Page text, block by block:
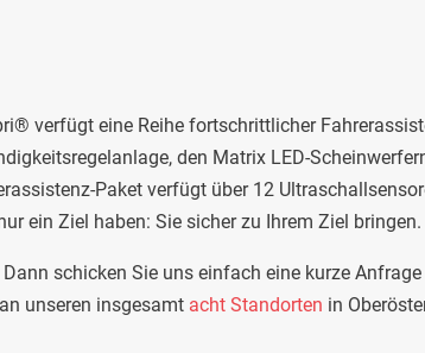
verfügt eine Reihe fortschrittlicher
den Matrix LED-
Paket verfügt über 12
ein Ziel haben: Sie sicher zu Ihrem Ziel bringen.
schicken Sie uns einfach eine kurze
unseren insgesamt acht Standorten in